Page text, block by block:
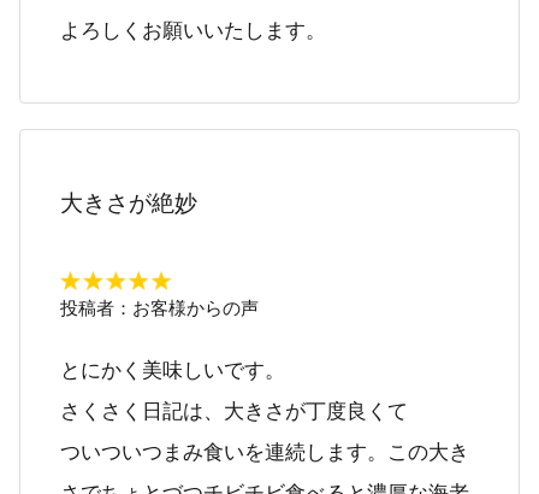
よろしくお願いいたします。
大きさが絶妙
投稿者： お客様からの声
とにかく美味しいです。
さくさく日記は、大きさが丁度良くて
ついついつまみ食いを連続します。この大き